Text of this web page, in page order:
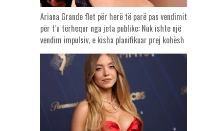
Ariana Grande flet për herë të parë pas vendimit
për t’u tërhequr nga jeta publike: Nuk ishte një
vendim impulsiv, e kisha planifikuar prej kohësh